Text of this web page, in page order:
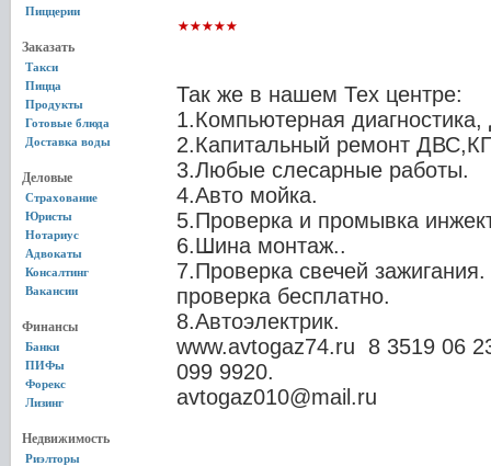
Пиццерии
Заказать
Такси
Пицца
Продукты
Готовые блюда
Доставка воды
Деловые
Страхование
Юристы
Нотариус
Адвокаты
Консалтинг
Вакансии
Финансы
Банки
ПИФы
Форекс
Лизинг
Недвижимость
Риэлторы
Так же в нашем Тех центре:
1.Компьютерная
2.Капитальный ремонт
3.Любые слесарные работы.
4.Авто мойка.
5.Проверка и промывка
6.Шина монтаж..
7.Проверка свечей
проверка бесплатно.
8.Автоэлектрик.
www.avtogaz74.ru 8 3519 06
099 9920.
avtogaz010@mail.ru